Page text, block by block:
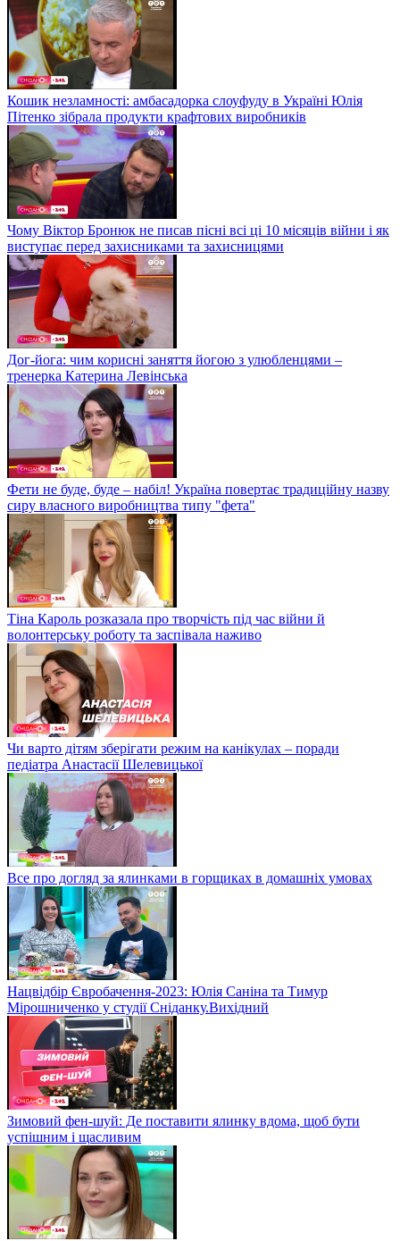
Кошик незламності: амбасадорка слоуфуду в Україні Юлія
Пітенко зібрала продукти крафтових виробників
Чому Віктор Бронюк не писав пісні всі ці 10 місяців війни і як
виступає перед захисниками та захисницями
Дог-йога: чим корисні заняття йогою з улюбленцями –
тренерка Катерина Левінська
Фети не буде, буде – набіл! Україна повертає традиційну назву
сиру власного виробництва типу "фета"
Тіна Кароль розказала про творчість під час війни й
волонтерську роботу та заспівала наживо
Чи варто дітям зберігати режим на канікулах – поради
педіатра Анастасії Шелевицької
Все про догляд за ялинками в горщиках в домашніх умовах
Нацвідбір Євробачення-2023: Юлія Саніна та Тимур
Мірошниченко у студії Сніданку.Вихідний
Зимовий фен-шуй: Де поставити ялинку вдома, щоб бути
успішним і щасливим